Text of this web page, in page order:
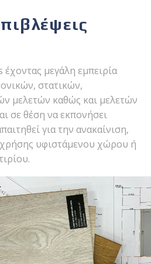
μεγάλη εμπειρία
στατικών,
μελετών καθώς και μελετών
σε θέση να εκπονήσει
για την ανακαίνιση,
υφιστάμενου χώρου ή